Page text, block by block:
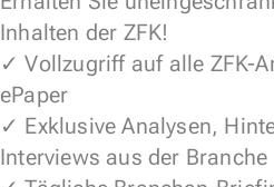
Inhalten der ZFK!
✓ Vollzugriff auf alle ZFK-
ePaper
✓ Exklusive Analysen,
Interviews aus der Branche